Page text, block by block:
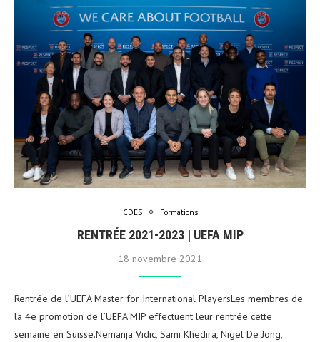
CDES Formations
RENTRÉE 2021-2023 | UEFA MIP
18 novembre 2021
Rentrée de l’UEFA Master for International PlayersLes membres de
la 4e promotion de l’UEFA MIP effectuent leur rentrée cette
semaine en Suisse.Nemanja Vidic, Sami Khedira, Nigel De Jong,